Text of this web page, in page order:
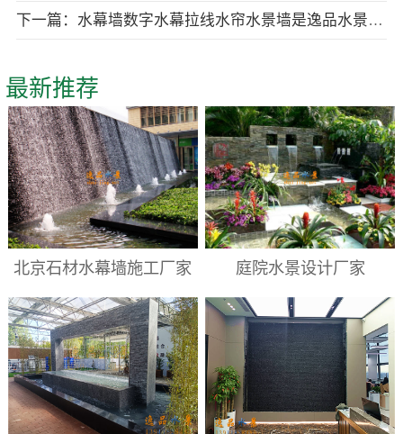
下一篇：水幕墙数字水幕拉线水帘水景墙是逸品水景主营项目-专业水景厂家
最新推荐
北京石材水幕墙施工厂家 庭院水景设计厂家